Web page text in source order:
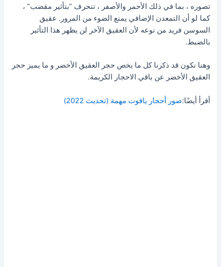
تصوره ، بما في ذلك الأحمر والأصفر ، تنحرف “بتأثير مقضب” ،
كما لو أن التمعدن الإضافي يمنع الضوء من المرور. عقيق
السوسن فريد من نوعه لأن العقيق الآخر لن يظهر هذا التأثير
بالضبط.
وهنا نكون قد ذكرنا كل ما يخص حجر العقيق الأخضر و ما يميز حجر
العقيق الأخضر عن باقي الاحجار الكريمة.
أقرأ أيضًا:صور أحجار ياقوت ‏مهمة (تحديث 2022)